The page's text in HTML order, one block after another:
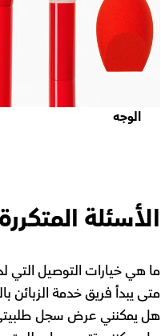
الوجه
الأسئلة المتكررة
ما هي خيارات التوصيل التي
متى يبدأ فريق خدمة
هل يمكنني عرض سجل